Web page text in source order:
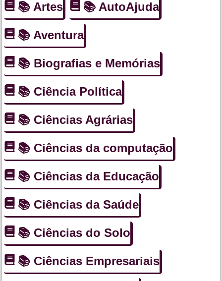
📚 Artes 📚 AutoAjuda
📚 Aventura
📚 Biografias e Memórias
📚 Ciência Política
📚 Ciências Agrárias
📚 Ciências da computação
📚 Ciências da Educação
📚 Ciências da Saúde
📚 Ciências do Solo
📚 Ciências Empresariais